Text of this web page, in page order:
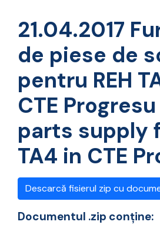
21.04.2017
de piese de
pentru REH
CTE
parts supply
TA4 in CTE
Descarcă fisierul zip cu
Documentul .zip conține: